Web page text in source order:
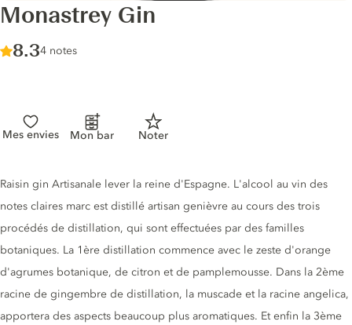
Monastrey Gin
Score :
8.3/ 10
4 notes
Mes envies Mon bar Noter
Description du gin
Raisin gin Artisanale lever la reine d'Espagne. L'alcool au vin des
notes claires marc est distillé artisan genièvre au cours des trois
procédés de distillation, qui sont effectuées par des familles
botaniques. La 1ère distillation commence avec le zeste d'orange
d'agrumes botanique, de citron et de pamplemousse. Dans la 2ème
racine de gingembre de distillation, la muscade et la racine angelica,
apportera des aspects beaucoup plus aromatiques. Et enfin la 3ème